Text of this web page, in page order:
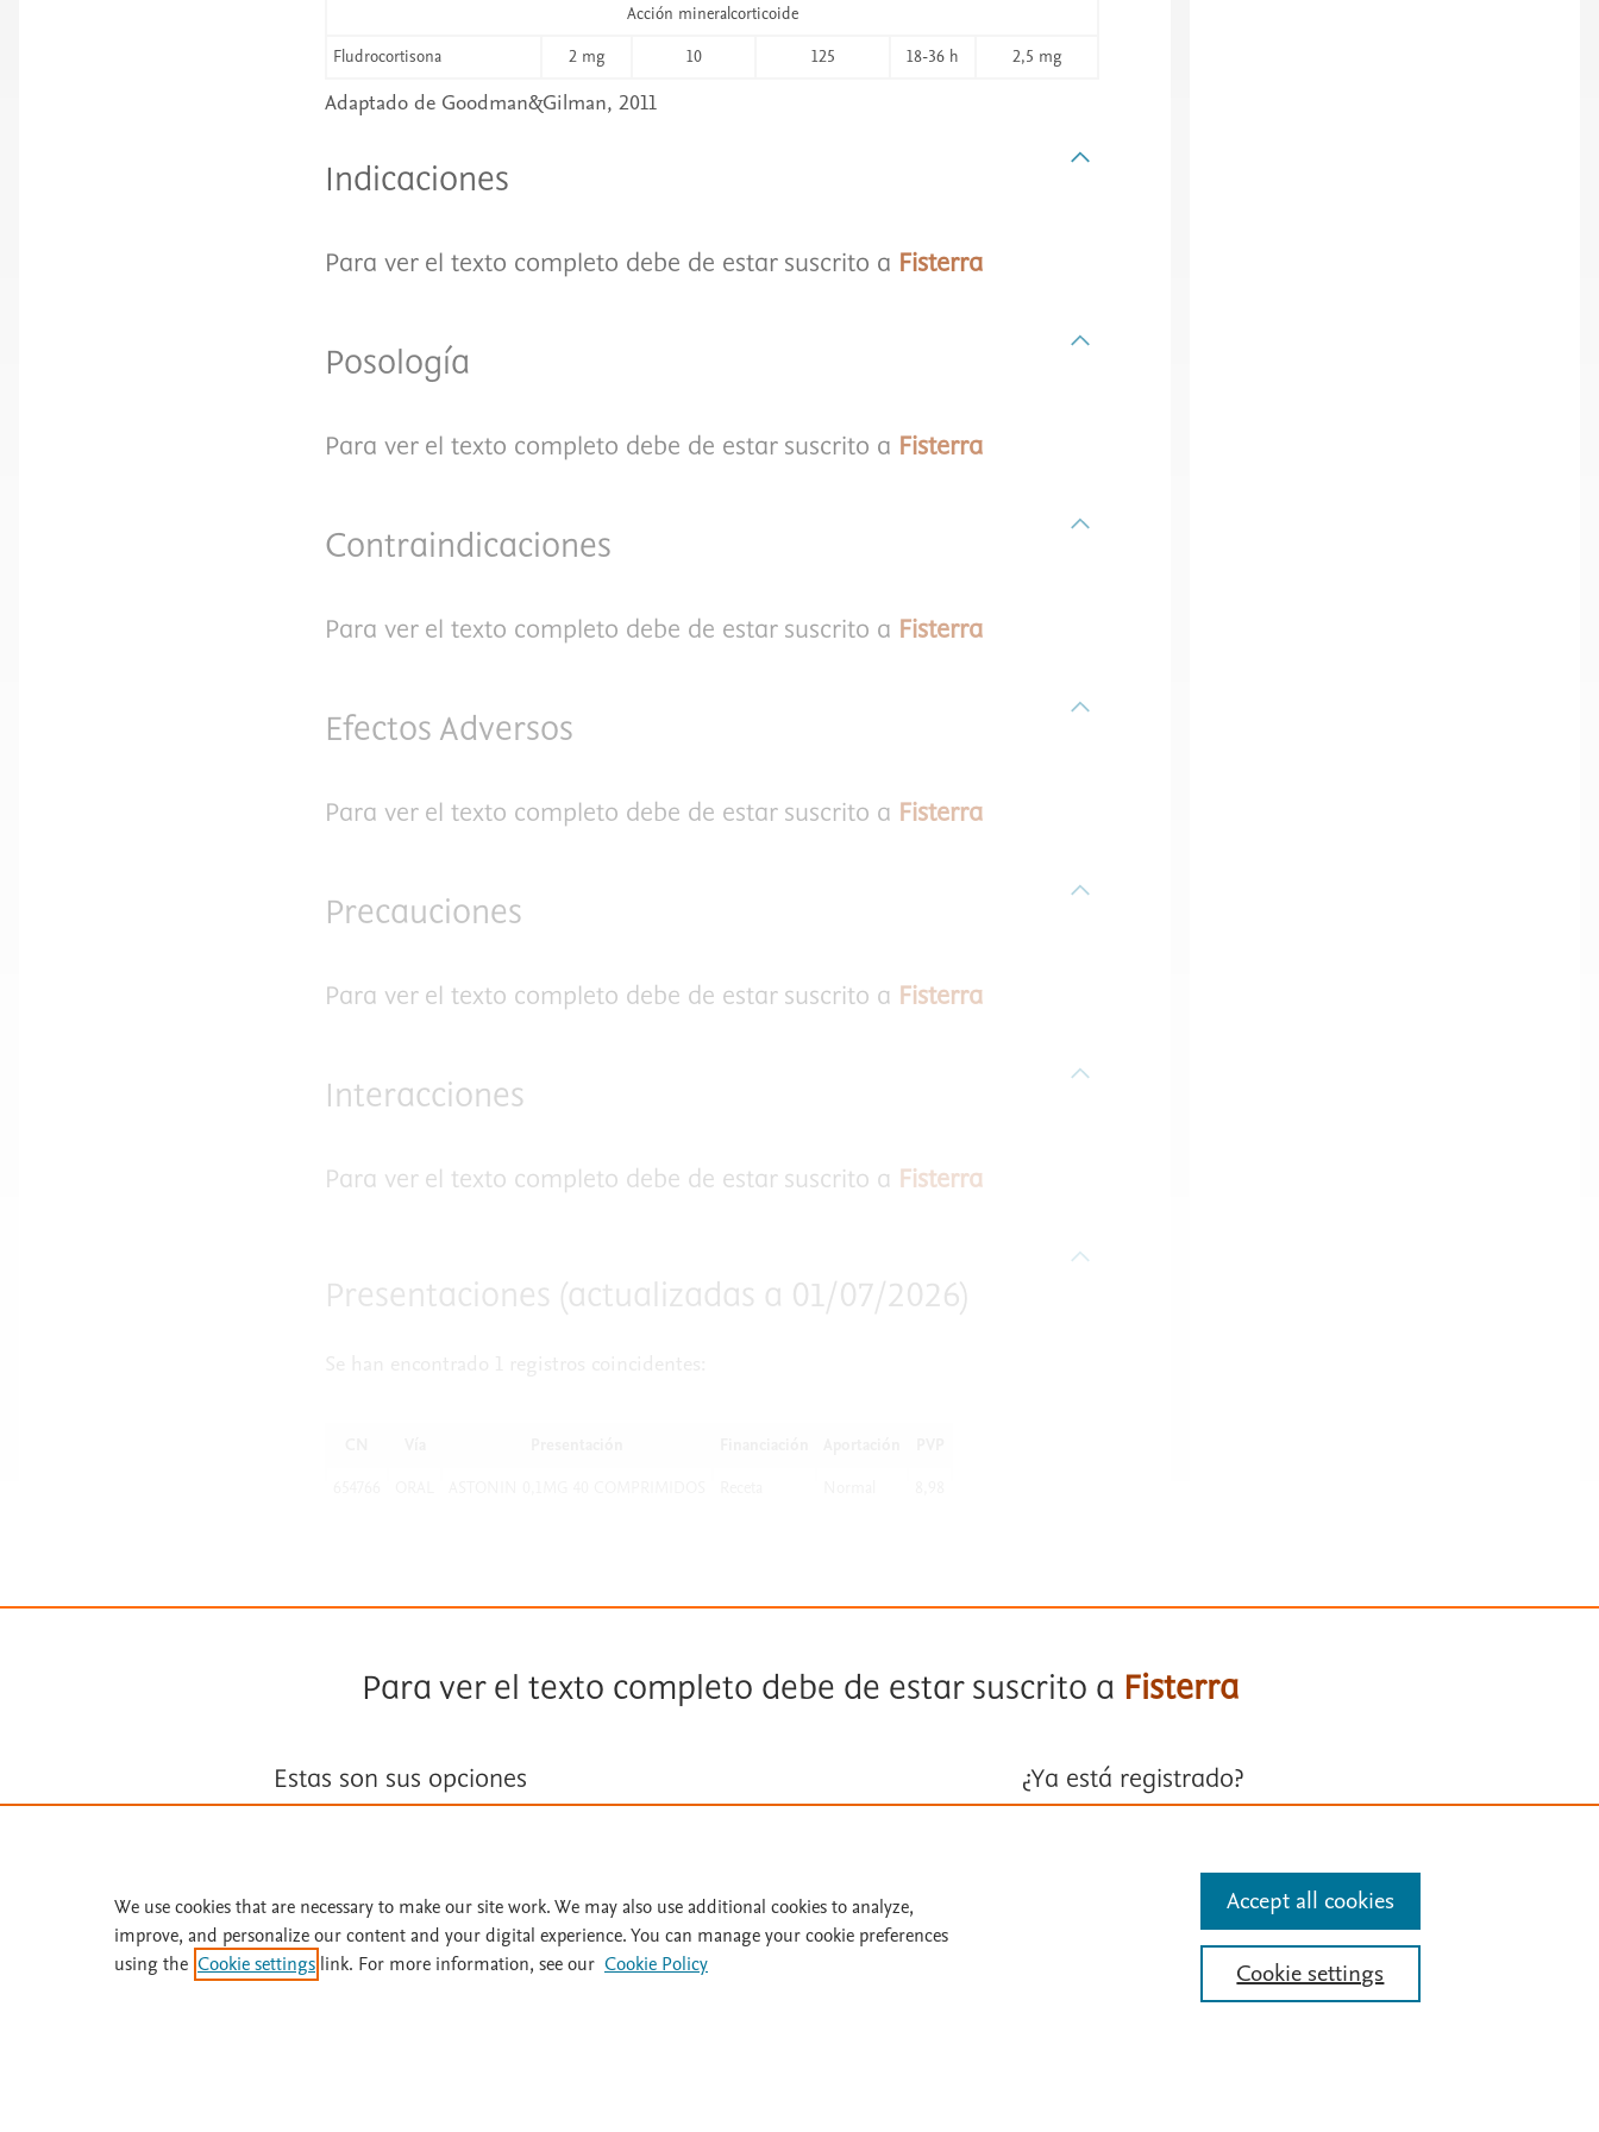
Acción mineralcorticoide
Fludrocortisona
2 mg 10 125 18-36 h 2,5 mg
Adaptado de Goodman&Gilman, 2011
Indicaciones
Para ver el texto completo debe de estar suscrito a Fisterra
Posología
Para ver el texto completo debe de estar suscrito a Fisterra
Contraindicaciones
Para ver el texto completo debe de estar suscrito a Fisterra
Efectos Adversos
Para ver el texto completo debe de estar suscrito a Fisterra
Precauciones
Para ver el texto completo debe de estar suscrito a Fisterra
Interacciones
Para ver el texto completo debe de estar suscrito a Fisterra
Presentaciones (actualizadas a 01/07/2026)
Para ver el texto completo debe de estar suscrito a Fisterra
Estas son sus opciones
Solicite una prueba gratuita
¿Ya está registrado?
We use cookies that are necessary to make our site work. We may also use additional cookies to analyze,
improve, and personalize our content and your digital experience. You can manage your cookie preferences
using the Cookie settings link. For more information, see our Cookie Policy Cookie settings
Accept all cookies